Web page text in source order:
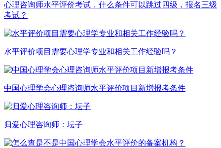
心理咨询师水平评价考试，什么条件可以跳过四级，报名三级
考试？
水平评价项目需要心理学专业和相关工作经验吗？
中国心理学会心理咨询师水平评价项目新增报考条件
归爱心理咨询师：坛子